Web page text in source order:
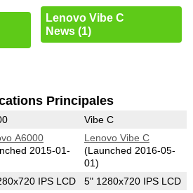
Lenovo Vibe C
News (1)
Principales
Vibe C
A6000
2015-01-
Lenovo Vibe C
(Launched 2016-05-
01)
IPS LCD 5" 1280x720 IPS LCD